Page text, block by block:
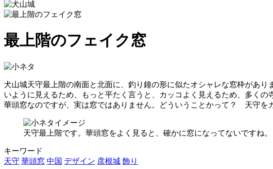
最上階のフェイク窓
犬山城天守最上階の南面と北面に、釣り鐘の形に似たオシャレな窓枠があ
いように見えるため、もっと平たく言うと、カッコよく見えるため、多く
華頭窓なのですが、実は窓ではありません。どういうことかって？ 天守を
天守最上階です。華頭窓をよく見ると、確かに窓になってないですね。
キーワード
天守 華頭窓 中国 デザイン 彦根城 飾り